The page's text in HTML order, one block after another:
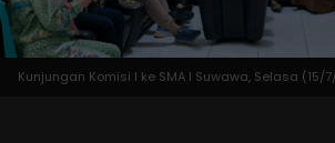
Kunjungan Komisi I ke SMA I Suwawa, Selasa (15/